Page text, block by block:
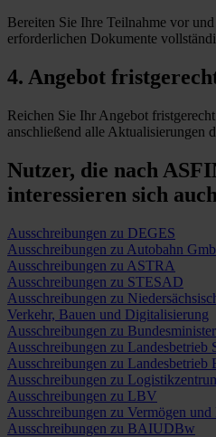
Bereiten Sie Ihre Teilnahme vor
erforderlichen Dokumente
4. Angebot
Reichen Sie Ihr Angebot
anschließend alle Aktualisierungen
Nutzer, die nach
interessieren sich
Ausschreibungen zu DEGES
Ausschreibungen zu Autobahn
Ausschreibungen zu ASTRA
Ausschreibungen zu STESAD
Ausschreibungen zu
Verkehr, Bauen und Digitalisierung
Ausschreibungen zu
Ausschreibungen zu Landesbetrieb
Ausschreibungen zu Landesbetrieb
Ausschreibungen zu
Ausschreibungen zu LBV
Ausschreibungen zu Vermögen
Ausschreibungen zu BAIUDBw